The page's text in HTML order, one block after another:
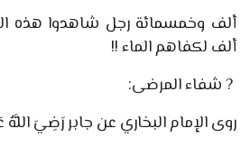
ألف وخمسمائة رجل شاهدوا هذه
ألف لكفاهم الماء !!
?شفاء المرضى:
روى الإمام البخاري عن جابر رَضِيَ اللَّهُ